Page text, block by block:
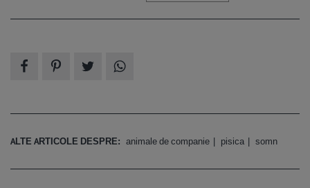
ALTE ARTICOLE DESPRE: animale de companie pisica somn